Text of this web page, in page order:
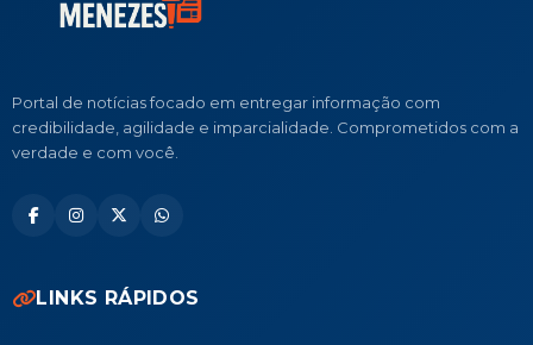
Portal de notícias focado em entregar informação com
credibilidade, agilidade e imparcialidade. Comprometidos com a
verdade e com você.
LINKS RÁPIDOS